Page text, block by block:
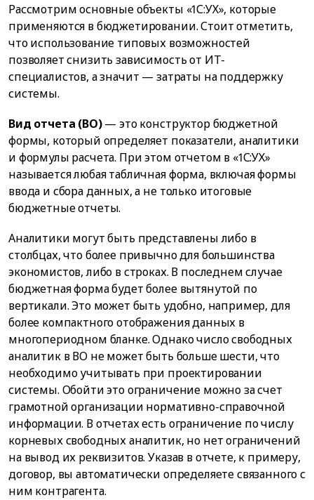
Рассмотрим основные объекты «1С:УХ», которые
применяются в бюджетировании. Стоит отметить,
что использование типовых возможностей
позволяет снизить зависимость от ИТ-
специалистов, а значит — затраты на поддержку
системы.
Вид отчета (ВО)— это конструктор бюджетной
формы, который определяет показатели, аналитики
и формулы расчета. При этом отчетом в «1С:УХ»
называется любая табличная форма, включая формы
ввода и сбора данных, а не только итоговые
бюджетные отчеты.
Аналитики могут быть представлены либо в
столбцах, что более привычно для большинства
экономистов, либо в строках. В последнем случае
бюджетная форма будет более вытянутой по
вертикали. Это может быть удобно, например, для
более компактного отображения данных в
многопериодном бланке. Однако число свободных
аналитик в ВО не может быть больше шести, что
необходимо учитывать при проектировании
системы. Обойти это ограничение можно за счет
грамотной организации нормативно-справочной
информации. В отчетах есть ограничение по числу
корневых свободных аналитик, но нет ограничений
на вывод их реквизитов. Указав в отчете, к примеру,
договор, вы автоматически определяете связанного с
ним контрагента.